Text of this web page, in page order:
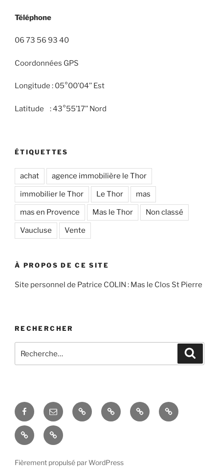
Téléphone
06 73 56 93 40
Coordonnées GPS
Longitude : 05°00’04’’ Est
Latitude : 43°55’17’’ Nord
ÉTIQUETTES
achat agence immobilière le Thor
immobilier le Thor Le Thor mas
mas en Provence Mas le Thor Non classé
Vaucluse Vente
À PROPOS DE CE SITE
Site personnel de Patrice COLIN : Mas le Clos St Pierre
RECHERCHER
pour
FacebookCourriel
–
Email
Accés
admin
Hobby La
taille
Espace
domotique
Le
mas
La
réception
Fièrement propulsé par WordPress